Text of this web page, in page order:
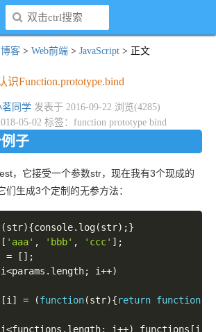
博客 > Web前端 > JavaScript > 正文
识Function.prototype.bind
茗同学 发表于 2016-09-22 浏览(4285)
05-02 标签： function prototype bind
子
，它接受一个参数str，现在我有3个现成的
们生成3个定制的无参方法：
(str){console. log(str) ;}
[ 'aaa' , 'bbb' , 'ccc' ] ;
= [ ] ;
i<params . length; i++)
[i ] = (function(str){return function
i<functions . length; i++) functions [i